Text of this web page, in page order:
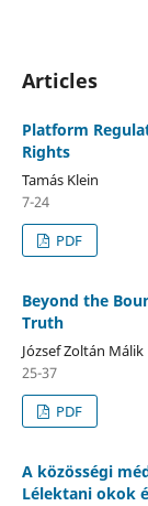
Articles
Platform
Rights
Tamás Klein
7-24
PDF
Beyond the
Truth
József Zoltán Málik
25-37
PDF
A közösségi
Lélektani okok